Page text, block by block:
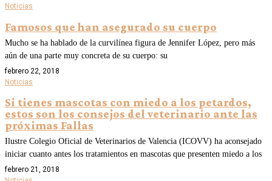
Noticias
Famosos que han asegurado su cuerpo
Mucho se ha hablado de la curvilínea figura de Jennifer López, pero más
aún de una parte muy concreta de su cuerpo: su
febrero 22, 2018
Noticias
Si tienes mascotas con miedo a los petardos,
estos son los consejos del veterinario ante las
próximas Fallas
Ilustre Colegio Oficial de Veterinarios de Valencia (ICOVV) ha aconsejado
iniciar cuanto antes los tratamientos en mascotas que presenten miedo a los
febrero 21, 2018